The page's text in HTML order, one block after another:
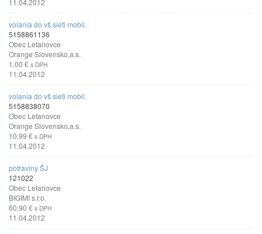
11.04.2012
volania do vš.sieti mobil.
5158861136
Obec Letanovce
Orange Slovensko,a.s.
1,00 € s DPH
11.04.2012
volania do vš sieti mobil.
5158838070
Obec Letanovce
Orange Slovensko,a.s.
10,99 € s DPH
11.04.2012
potraviny ŠJ
121022
Obec Letanovce
BIGIMI s.r.o.
60,90 € s DPH
11.04.2012